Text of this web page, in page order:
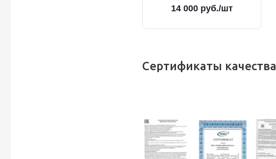
14 000 руб./шт
Сертификаты качества